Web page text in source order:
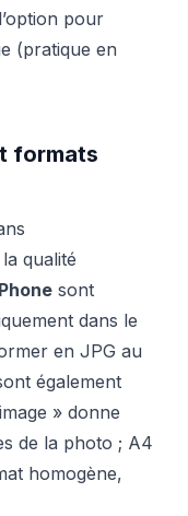
pour
(pratique en
formats
qualité
sont
dans le
en JPG au
également
» donne
de la photo ; A4
homogène,